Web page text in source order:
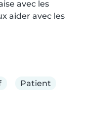
avec les
aider avec les
Patient